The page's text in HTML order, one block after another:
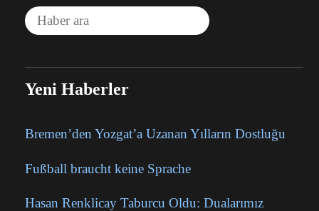
Yeni Haberler
Bremen’den Yozgat’a Uzanan Yılların Dostluğu
Fußball braucht keine Sprache
Hasan Renklicay Taburcu Oldu: Dualarımız